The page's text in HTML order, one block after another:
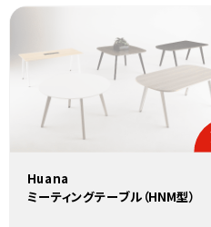
Huana
ミーティングテーブル（HNM型）